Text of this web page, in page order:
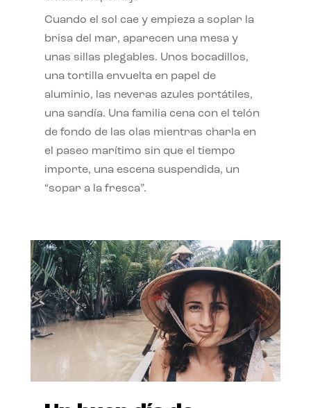
Cuando el sol cae y empieza a soplar la
brisa del mar, aparecen una mesa y
unas sillas plegables. Unos bocadillos,
una tortilla envuelta en papel de
aluminio, las neveras azules portátiles,
una sandía. Una familia cena con el telón
de fondo de las olas mientras charla en
el paseo marítimo sin que el tiempo
importe, una escena suspendida, un
“sopar a la fresca”.